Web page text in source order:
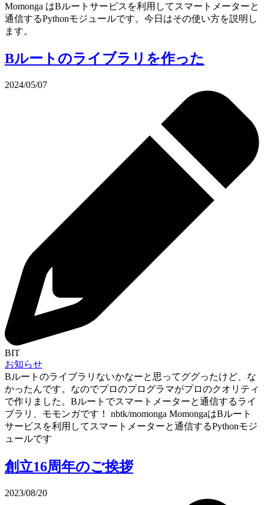
Momonga はBルートサービスを利用してスマートメーターと
通信するPythonモジュールです。今日はその使い方を説明し
ます。
Bルートのライブラリを作った
2024/05/07
BIT
お知らせ
Bルートのライブラリないかなーと思ってググったけど、な
かったんです。なのでプロのプログラマがプロのクオリティ
で作りました。Bルートでスマートメーターと通信するライ
ブラリ、モモンガです！ nbtk/momonga MomongaはBルート
サービスを利用してスマートメーターと通信するPythonモジ
ュールです
創立16周年のご挨拶
2023/08/20